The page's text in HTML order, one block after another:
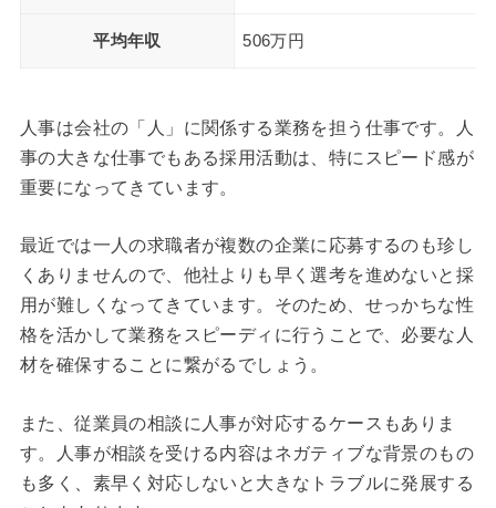
平均年収 506万円
人事は会社の「人」に関係する業務を担う仕事です。人
事の大きな仕事でもある採用活動は、特にスピード感が
重要になってきています。
最近では一人の求職者が複数の企業に応募するのも珍し
くありませんので、他社よりも早く選考を進めないと採
用が難しくなってきています。そのため、せっかちな性
格を活かして業務をスピーディに行うことで、必要な人
材を確保することに繋がるでしょう。
また、従業員の相談に人事が対応するケースもありま
す。人事が相談を受ける内容はネガティブな背景のもの
も多く、素早く対応しないと大きなトラブルに発展する